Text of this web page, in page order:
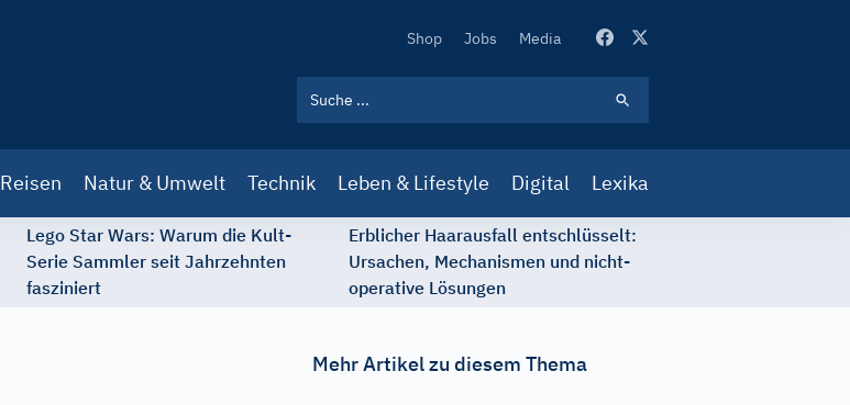
Secondary
Shop Jobs Media
Reisen Natur & Umwelt Technik Leben & Lifestyle Digital Lexika
Lego Star Wars: Warum die Kult-
Serie Sammler seit Jahrzehnten
fasziniert
Erblicher Haarausfall entschlüsselt:
Ursachen, Mechanismen und nicht-
operative Lösungen
Mehr Artikel zu diesem Thema